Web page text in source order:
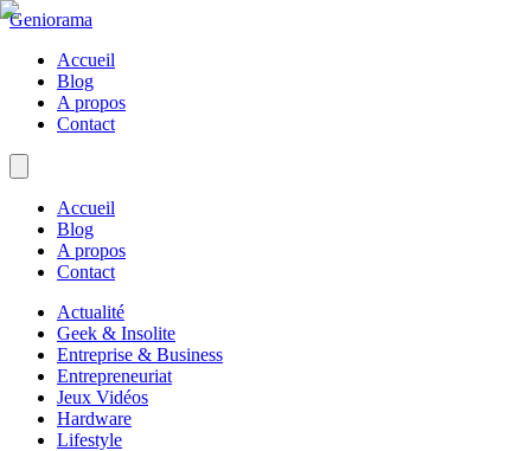
Geniorama
Accueil
Blog
A propos
Contact
Accueil
Blog
A propos
Contact
Actualité
Geek & Insolite
Entreprise & Business
Entrepreneuriat
Jeux Vidéos
Hardware
Lifestyle